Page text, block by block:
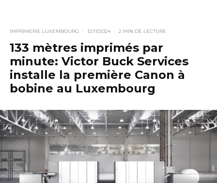
IMPRIMERIE LUXEMBOURG · 12/11/2024 · 2 MIN DE LECTURE
133 mètres imprimés par
minute: Victor Buck Services
installe la première Canon à
bobine au Luxembourg